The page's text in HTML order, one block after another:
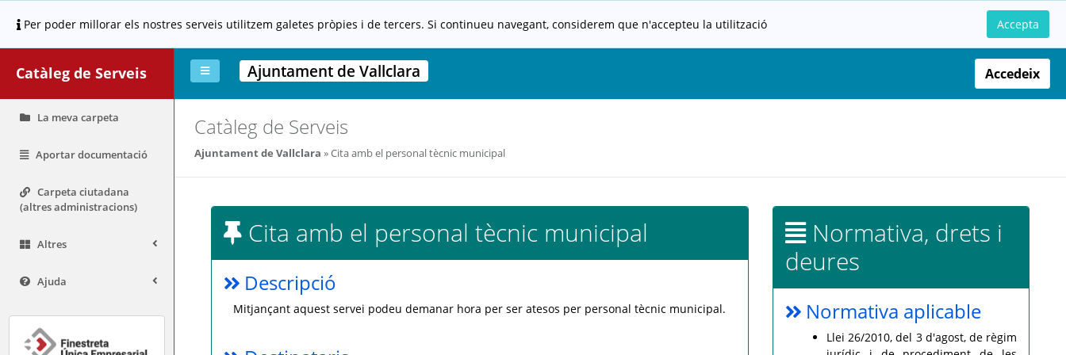
Per poder millorar els nostres serveis utilitzem galetes pròpies i de tercers. Si continueu navegant, considerem que n'accepteu la utilització Accepta
Catàleg de Serveis
La meva carpeta
Aportar documentació
Carpeta ciutadana
(altres administracions)
Altres
Ajuda
Ajuntament de Vallclara Accedeix
Catàleg de Serveis
Ajuntament de Vallclara Cita amb el personal tècnic municipal
Cita amb el personal tècnic municipal
Descripció
Mitjançant aquest servei podeu demanar hora per ser atesos per personal tècnic municipal.
Normativa, drets i
deures
Normativa aplicable
Llei 26/2010, del 3 d'agost, de règim